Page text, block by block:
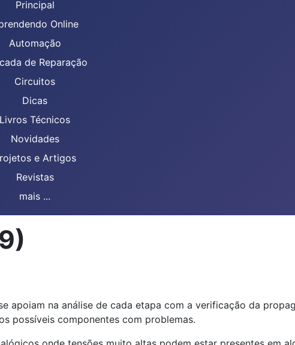
Principal
Online
Automação
de Reparação
Circuitos
Dicas
Livros Técnicos
Novidades
e Artigos
Revistas
mais ...
apoiam na análise de cada etapa com a verificação da
possíveis componentes com problemas.